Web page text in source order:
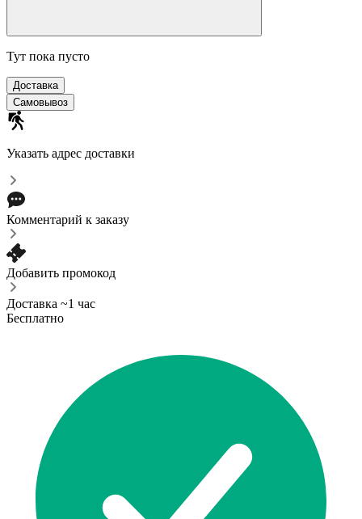
Тут пока пусто
Доставка
Самовывоз
Указать адрес доставки
Комментарий к заказу
Добавить промокод
Доставка ~1 час
Бесплатно